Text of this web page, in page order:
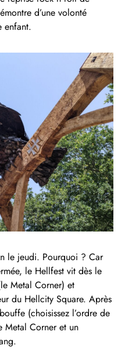
d’une volonté
enfant.
le jeudi. Pourquoi ? Car
le Hellfest vit dès le
Metal Corner) et
du Hellcity Square. Après
(choisissez l’ordre de
Metal Corner et un